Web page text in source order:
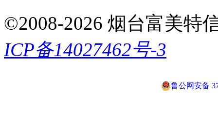
©2008-2026 烟台富美特
ICP备14027462号-3
鲁公网安备